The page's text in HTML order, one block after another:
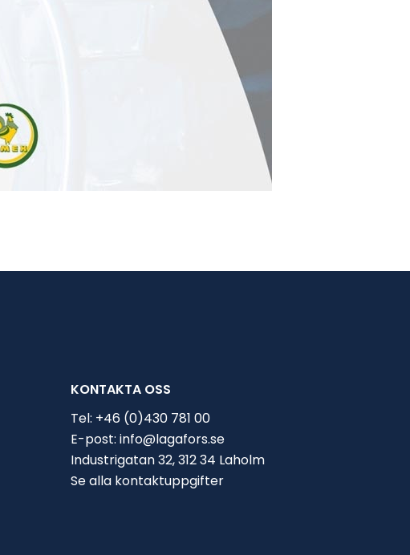
KONTAKTA OSS
Tel: +46 (0)430 781 00
E-post: info@lagafors.se
Industrigatan 32, 312 34 Laholm
Se alla kontaktuppgifter